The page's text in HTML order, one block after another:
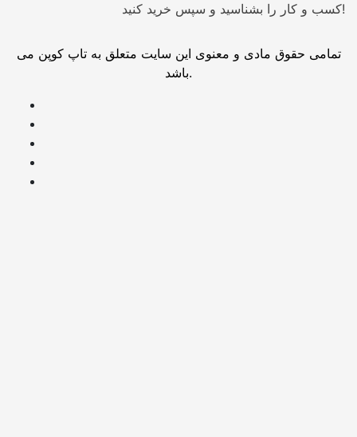
کسب و کار را بشناسید و سپس خرید کنید!
تمامی حقوق مادی و معنوی این سایت متعلق به تاپ کوپن می
باشد.